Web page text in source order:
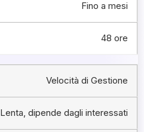
Fino a mesi
48 ore
Velocità di Gestione
Lenta, dipende dagli interessati